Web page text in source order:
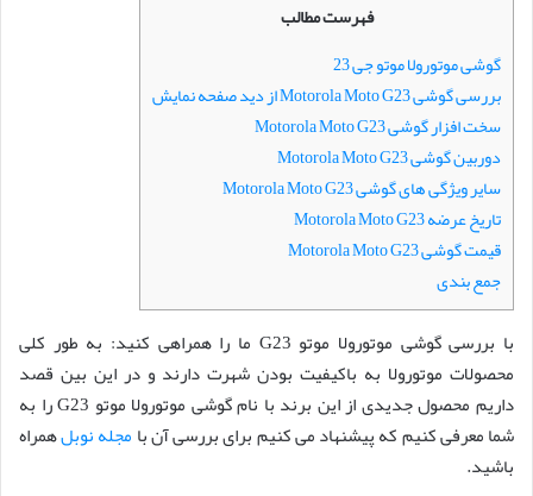
ا
ی
م
ی
ل
فهرست مطالب
گوشی موتورولا موتو جی 23
بررسی گوشی Motorola Moto G23 از دید صفحه نمایش
سخت افزار گوشی Motorola Moto G23
دوربین گوشی Motorola Moto G23
سایر ویژگی های گوشی Motorola Moto G23
تاریخ عرضه Motorola Moto G23
قیمت گوشی Motorola Moto G23
جمع بندی
با بررسی گوشی موتورولا موتو G23 ما را همراهی کنید: به طور کلی
محصولات موتورولا به باکیفیت بودن شهرت دارند و در این بین قصد
داریم محصول جدیدی از این برند با نام گوشی موتورولا موتو G23 را به
شما معرفی کنیم که پیشنهاد می کنیم برای بررسی آن با مجله نوبلهمراه
باشید.